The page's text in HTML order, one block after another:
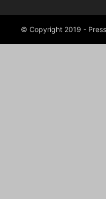
© Copyright 2019 -